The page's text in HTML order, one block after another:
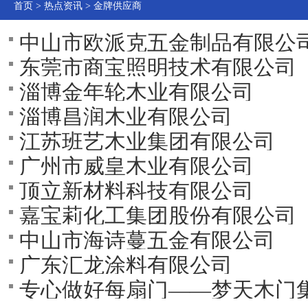
首页 > 热点资讯 > 金牌供应商
中山市欧派克五金制品有限公
东莞市商宝照明技术有限公司
淄博金年轮木业有限公司
淄博昌润木业有限公司
江苏班艺木业集团有限公司
广州市威皇木业有限公司
顶立新材料科技有限公司
嘉宝莉化工集团股份有限公司
中山市海诗蔓五金有限公司
广东汇龙涂料有限公司
专心做好每扇门――梦天木门